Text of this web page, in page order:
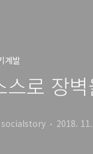
계발
스로 장
socialstory 2018.